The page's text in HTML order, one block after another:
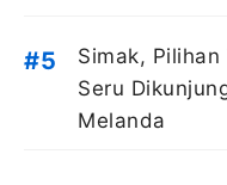
Simak,
Seru
Melanda